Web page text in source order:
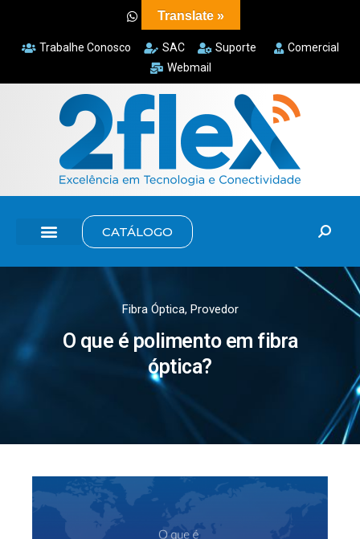
Trabalhe Conosco SAC Suporte
Comercial
Webmail
CATÁLOGO
Fibra Óptica, Provedor
O que é polimento em fibra
óptica?
Translate »